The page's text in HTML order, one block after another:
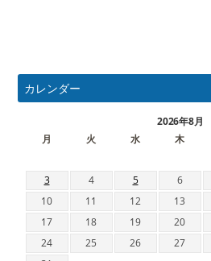
カレンダー
2026年8月
月
火 水 木
3
4 5 6
10
11 12 13
17
18 19 20
24
25 26 27